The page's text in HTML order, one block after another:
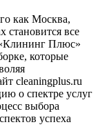
как Москва,
становится все
Плюс»
которые
cleaningplus.ru
о спектре услуг
выбора
успеха